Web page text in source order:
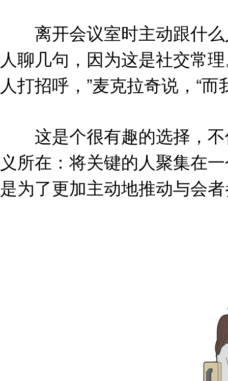
离开会议室时主动跟什么
人聊几句，因为这是社交常
人打招呼，”麦克拉奇说，“
这是个很有趣的选择，不
义所在：将关键的人聚集在
是为了更加主动地推动与会